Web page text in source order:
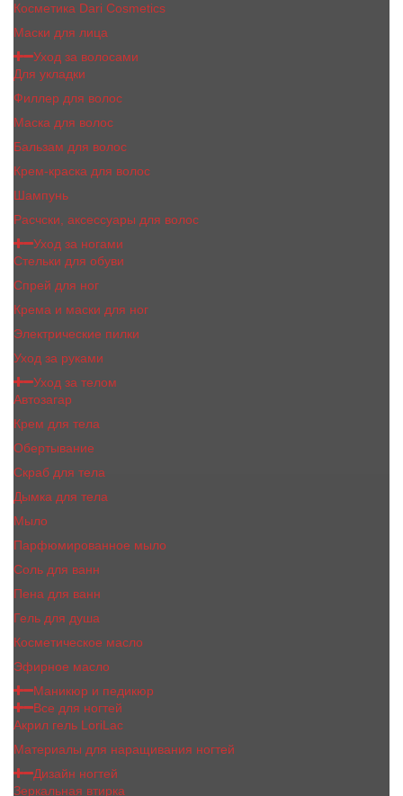
Косметика Dari Cosmetics
Маски для лица
Уход за волосами
Для укладки
Филлер для волос
Маска для волос
Бальзам для волос
Крем-краска для волос
Шампунь
Расчски, аксессуары для волос
Уход за ногами
Стельки для обуви
Спрей для ног
Крема и маски для ног
Электрические пилки
Уход за руками
Уход за телом
Автозагар
Крем для тела
Обертывание
Скраб для тела
Дымка для тела
Мыло
Парфюмированное мыло
Соль для ванн
Пена для ванн
Гель для душа
Косметическое масло
Эфирное масло
Маникюр и педикюр
Все для ногтей
Акрил гель LoriLac
Материалы для наращивания ногтей
Дизайн ногтей
Зеркальная втирка